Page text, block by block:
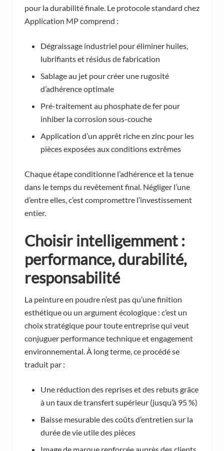
pour la durabilité finale. Le protocole standard chez
Application MP comprend :
Dégraissage industriel pour éliminer huiles,
lubrifiants et résidus de fabrication
Sablage au jet pour créer une rugosité
d’adhérence optimale
Pré-traitement au phosphate de fer pour
inhiber la corrosion sous-couche
Application d’un apprêt riche en zinc pour les
pièces exposées aux conditions extrêmes
Chaque étape conditionne l’adhérence et la tenue
dans le temps du revêtement final. Négliger l’une
d’entre elles, c’est compromettre l’investissement
entier.
Choisir intelligemment :
performance, durabilité,
responsabilité
La peinture en poudre n’est pas qu’une finition
esthétique ou un argument écologique : c’est un
choix stratégique pour toute entreprise qui veut
conjuguer performance technique et engagement
environnemental. À long terme, ce procédé se
traduit par :
Une réduction des reprises et des rebuts grâce
à un taux de transfert supérieur (jusqu’à 95 %)
Baisse mesurable des coûts d’entretien sur la
durée de vie utile des pièces